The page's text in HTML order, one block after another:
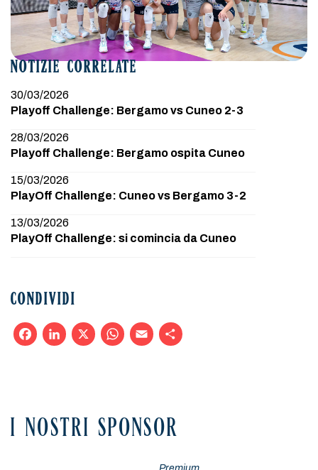
NOTIZIE CORRELATE
30/03/2026
Playoff Challenge: Bergamo vs Cuneo 2-3
28/03/2026
Playoff Challenge: Bergamo ospita Cuneo
15/03/2026
PlayOff Challenge: Cuneo vs Bergamo 3-2
13/03/2026
PlayOff Challenge: si comincia da Cuneo
CONDIVIDI
I NOSTRI SPONSOR